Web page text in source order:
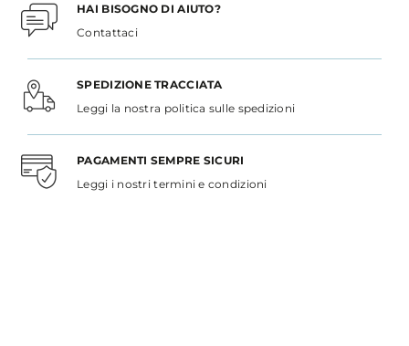
HAI BISOGNO DI AIUTO?
Contattaci
SPEDIZIONE TRACCIATA
Leggi la nostra politica sulle spedizioni
PAGAMENTI SEMPRE SICURI
Leggi i nostri termini e condizioni